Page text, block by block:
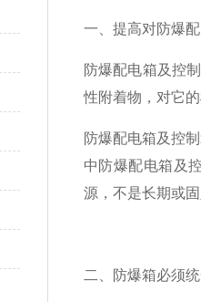
一、提高对防爆
防爆配电箱及控
性附着物，对它
防爆配电箱及控
中防爆配电箱及
源，不是长期或
二、防爆箱必须